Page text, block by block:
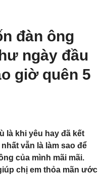
đàn ông
ngày đầu
giờ quên 5
là khi yêu hay đã kết
vẫn là làm sao để
của mình mãi mãi.
chị em thỏa mãn ước